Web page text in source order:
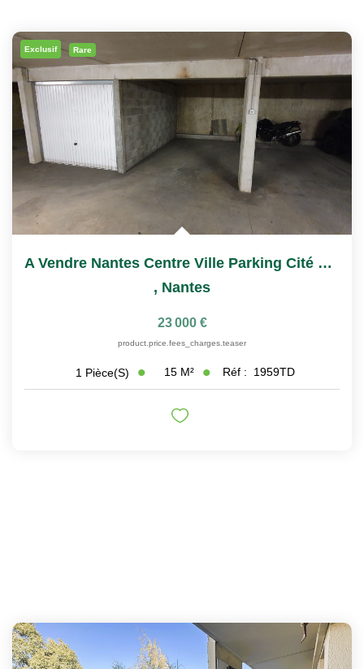
Exclusif Rare
A Vendre Nantes Centre Ville Parking Cité Des Congrès
, Nantes
23 000 €
product.price.fees_charges.teaser
1 Pièce(s) 15 M² Réf : 1959TD